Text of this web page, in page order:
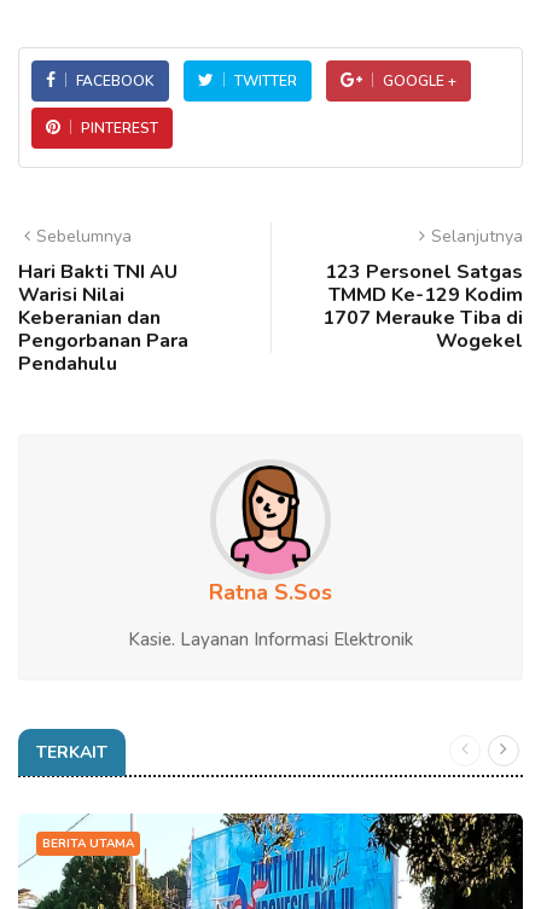
FACEBOOK TWITTER GOOGLE +
PINTEREST
Sebelumnya
Hari Bakti TNI AU
Warisi Nilai
Keberanian dan
Pengorbanan Para
Pendahulu
Selanjutnya
123 Personel Satgas
TMMD Ke-129 Kodim
1707 Merauke Tiba di
Wogekel
Ratna S.Sos
Kasie. Layanan Informasi Elektronik
TERKAIT
BERITA UTAMA